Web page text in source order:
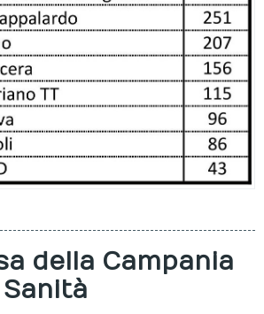
della Campania